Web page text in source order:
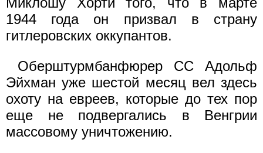
1944 года он призвал в страну
гитлеровских оккупантов.
Оберштурмбанфюрер СС Адольф
Эйхман уже шестой месяц вел здесь
охоту на евреев, которые до тех пор
еще не подвергались в Венгрии
массовому уничтожению.